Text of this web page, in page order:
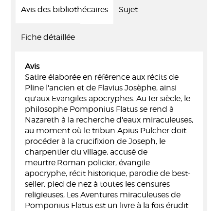
Avis des bibliothécaires Sujet
Fiche détaillée
Avis
Satire élaborée en référence aux récits de
Pline l'ancien et de Flavius Josèphe, ainsi
qu'aux Evangiles apocryphes. Au Ier siècle, le
philosophe Pomponius Flatus se rend à
Nazareth à la recherche d'eaux miraculeuses,
au moment où le tribun Apius Pulcher doit
procéder à la crucifixion de Joseph, le
charpentier du village, accusé de
meurtre.Roman policier, évangile
apocryphe, récit historique, parodie de best-
seller, pied de nez à toutes les censures
religieuses, Les Aventures miraculeuses de
Pomponius Flatus est un livre à la fois érudit